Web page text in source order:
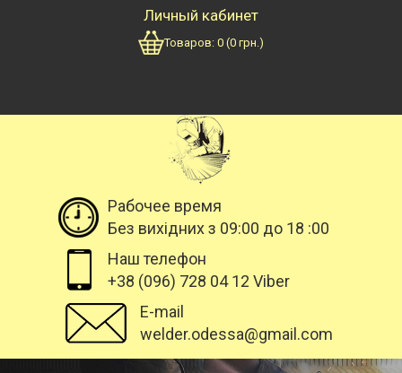
Личный кабинет
Товаров: 0 (0 грн.)
Рабочее время
Без вихідних з 09:00 до 18 :00
Наш телефон
+38 (096) 728 04 12 Viber
E-mail
welder.odessa@gmail.com